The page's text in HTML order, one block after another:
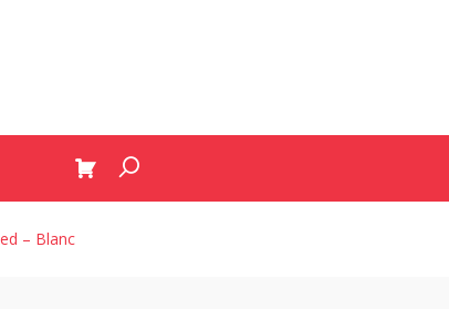
– Blanc